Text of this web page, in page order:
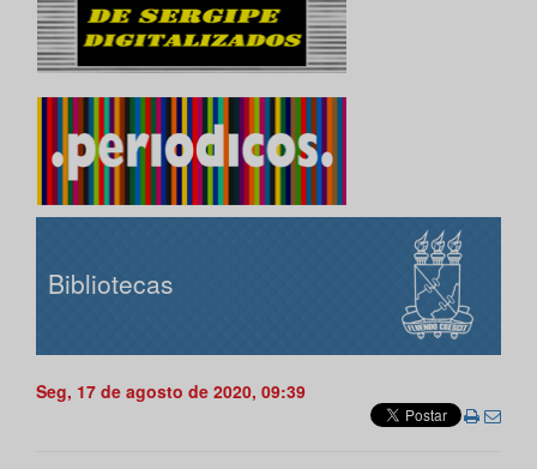
Bibliotecas
Seg, 17 de agosto de 2020, 09:39